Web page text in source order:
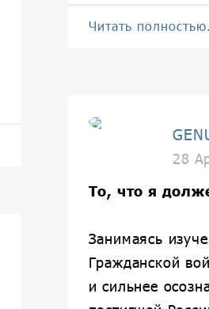
Читать
28
То, что я
Занимаясь
Гражданской
и сильнее